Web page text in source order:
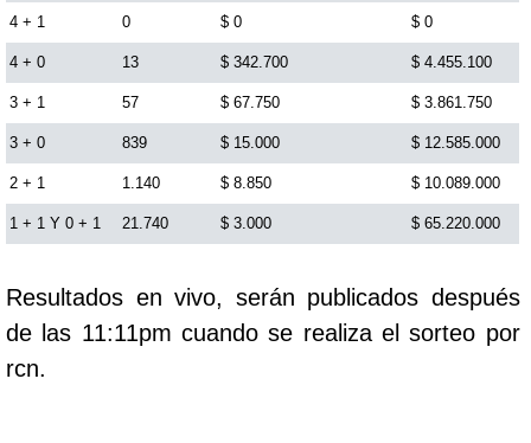
Astro Luna
Cafeterito Tarde
Cafeterito Noche
Caribeña Día
Caribeña Noche
4 + 1 0 $ 0 $ 0
4 + 0 13 $ 342.700 $ 4.455.100
3 + 1 57 $ 67.750 $ 3.861.750
3 + 0 839 $ 15.000 $ 12.585.000
2 + 1 1.140 $ 8.850 $ 10.089.000
1 + 1 Y 0 + 1 21.740 $ 3.000 $ 65.220.000
Resultados en vivo, serán publicados después
de las 11:11pm cuando se realiza el sorteo por
rcn.